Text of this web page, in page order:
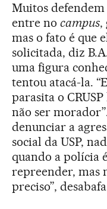
Muitos
entre no campus,
mas o fato é que
solicitada, diz
uma figura
tentou atacá-la.
parasita o
não ser
denunciar a
social da USP,
quando a polícia
repreender, mas
preciso”,